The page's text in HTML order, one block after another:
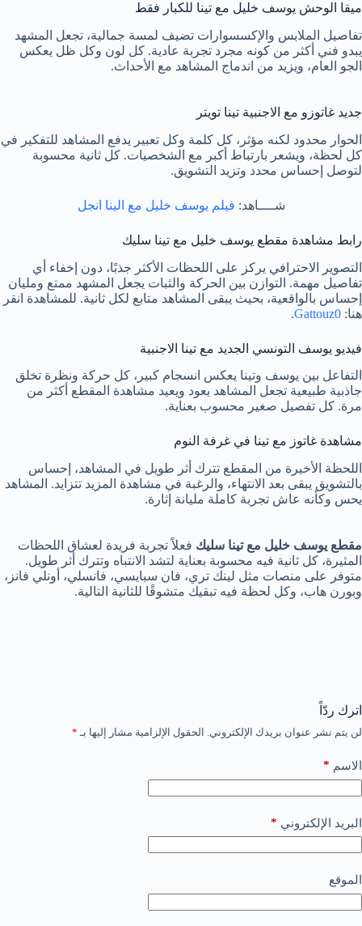
ميقا الوحش يوسف خليل مع تينا للكبار فقط
تفاصيل الملابس والإكسسوارات تضيف لمسة جمالية، تجعل المشهد
يبدو فني أكثر من كونه مجرد تجربة عادية. كل لون وكل ظل يعكس
الجو العام، ويزيد من اندماج المشاهد مع الأحداث.
جديد غاتوزو مع الاجنبية تينا تويتر
الحوار محدود لكنه مؤثر، كل كلمة وكل تعبير يدفع المشاهد للتفكير في
كل لحظة، ويشعر بارتباط أكبر مع الشخصيات. كل ثانية محسوبة
لتوصل إحساس محدد وتزيد التشويق.
شــــاهد: فيلم يوسف خليل مع الينا انجل
رابط مشاهدة مقطع يوسف خليل مع تينا سليك
التصوير الاحترافي يركز على اللحظات الأكثر جذبًا، دون إخفاء أي
تفاصيل مهمة. التوازن بين الحركة والثبات يجعل المشهد ممتع ومليان
إحساس بالواقعية، بحيث يبقى المشاهد متابع لكل ثانية. للمشاهدة انقر
هنا: Gattouz0
.
فيديو يوسف التونسي الجديد مع تينا الاجنبية
التفاعل بين يوسف وتينا يعكس انسجام كبير، كل حركة ونظرة تخلق
جاذبية طبيعية تجعل المشاهد يعود ويعيد مشاهدة المقطع أكثر من
مرة. كل تفصيل صغير محسوب بعناية.
مشاهدة غاتوز مع تينا في غرفة النوم
اللحظة الأخيرة من المقطع تترك أثر طويل في المشاهد، إحساس
بالتشويق يبقى بعد الانتهاء، والرغبة في مشاهدة المزيد تتزايد. المشاهد
يحس وكأنه عاش تجربة كاملة مليانة إثارة.
مقطع يوسف خليل مع تينا سليك فعلاً تجربة فريدة لعشاق اللحظات
المثيرة، كل ثانية فيه محسوبة بعناية لتشد الانتباه وتترك أثر طويل.
متوفر على منصات مثل لينك تري، فان سبايسي، فانسلي، أونلي فانز،
وبورن هاب، وكل لحظة فيه تبقيك متشوقًا للثانية التالية.
اترك ردّاً
لن يتم نشر عنوان بريدك الإلكتروني. الحقول الإلزامية مشار إليها بـ *
الاسم *
البريد الإلكتروني *
الموقع